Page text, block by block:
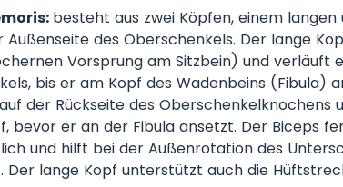
besteht aus zwei Köpfen, einem
Außenseite des Oberschenkels. Der lange
Vorsprung am Sitzbein) und verläuft
bis er am Kopf des Wadenbeins (Fibula)
der Rückseite des Oberschenkelknochens
bevor er an der Fibula ansetzt. Der Biceps
und hilft bei der Außenrotation des
Der lange Kopf unterstützt auch die